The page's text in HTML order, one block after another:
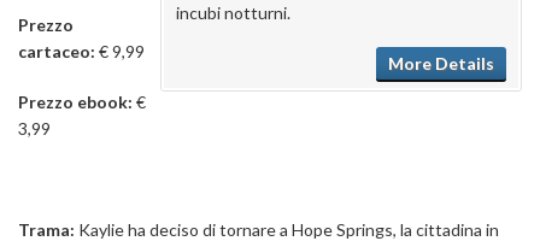
incubi notturni.
More Details
Prezzo
cartaceo: € 9,99
Prezzo ebook: €
3,99
Trama: Kaylie ha deciso di tornare a Hope Springs, la cittadina in